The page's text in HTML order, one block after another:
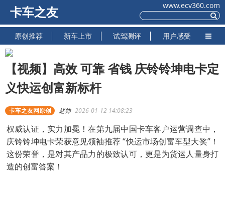
卡车之友
www.ecv360.com
原创推荐 新车上市 试驾测评 用户感受
【视频】高效 可靠 省钱 庆铃铃坤电卡定
义快运创富新标杆
卡车之友网原创 赵帅 2026-01-12 14:08:23
权威认证，实力加冕！在第九届中国卡车客户运营调查中，
庆铃铃坤电卡荣获意见领袖推荐 “快运市场创富车型大奖”！
这份荣誉，是对其产品力的极致认可，更是为货运人量身打
造的创富答案！